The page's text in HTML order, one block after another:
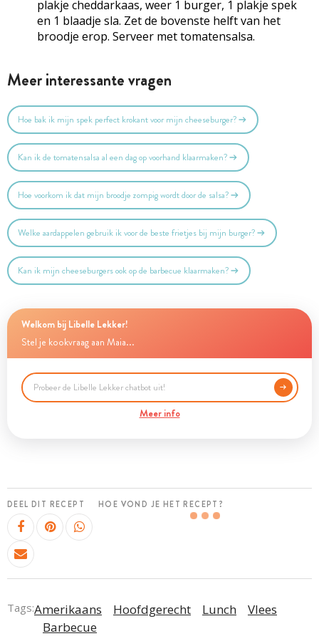
plakje cheddarkaas, weer 1 burger, 1 plakje spek
en 1 blaadje sla. Zet de bovenste helft van het
broodje erop. Serveer met tomatensalsa.
Meer interessante vragen
Hoe bak ik mijn spek perfect krokant voor mijn cheeseburger?
Kan ik de tomatensalsa al een dag op voorhand klaarmaken?
Hoe voorkom ik dat mijn broodje zompig wordt door de salsa?
Welke aardappelen gebruik ik voor de beste frietjes bij mijn burger?
Kan ik mijn cheeseburgers ook op de barbecue klaarmaken?
Welkom bij Libelle Lekker!
Stel je kookvraag aan Maia...
Meer info
DEEL DIT RECEPT HOE VOND JE HET RECEPT?
Tags:Amerikaans Hoofdgerecht Lunch
Vlees
Barbecue